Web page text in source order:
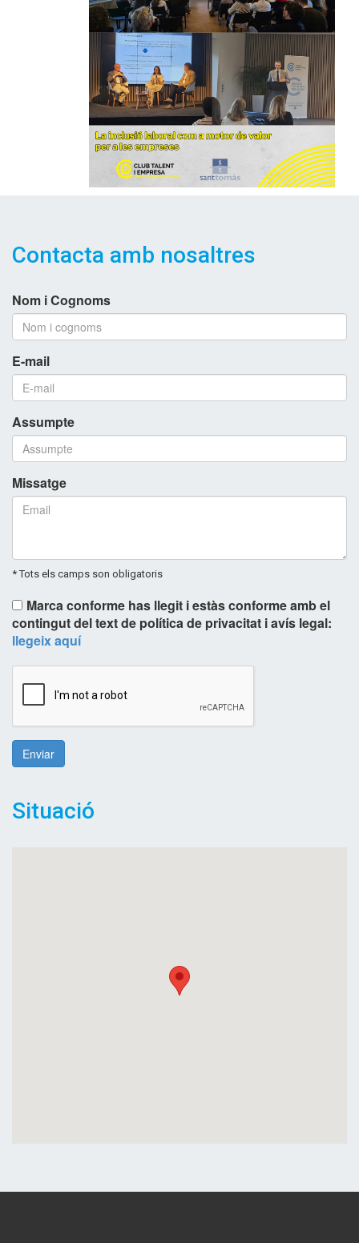
Contacta amb nosaltres
Nom i Cognoms
E-mail
Assumpte
Missatge
* Tots els camps son obligatoris
Marca conforme has llegit i estàs conforme amb el
contingut del text de política de privacitat i avís legal:
llegeix aquí
Enviar
Situació